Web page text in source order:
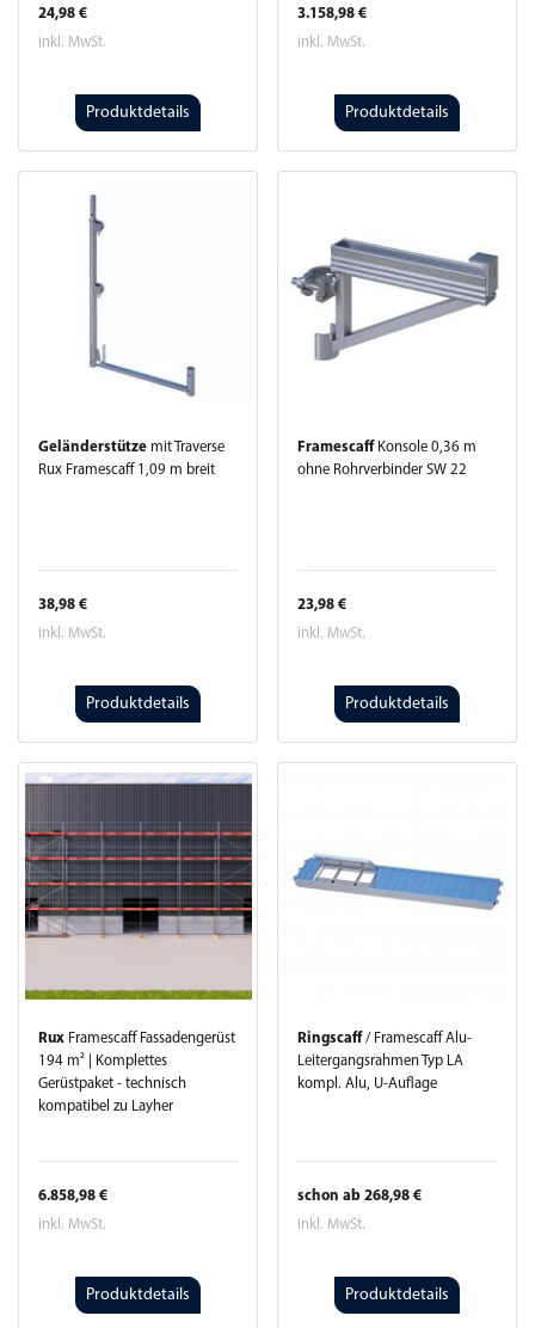
24,98 €
inkl. MwSt.
Produktdetails
3.158,98 €
inkl. MwSt.
Produktdetails
Geländerstütze mit Traverse
Rux Framescaff 1,09 m breit
38,98 €
inkl. MwSt.
Produktdetails
FramescaffKonsole 0,36 m
ohne Rohrverbinder SW 22
23,98 €
inkl. MwSt.
Produktdetails
Rux Framescaff Fassadengerüst
194 m² | Komplettes
Gerüstpaket - technisch
kompatibel zu Layher
6.858,98 €
inkl. MwSt.
Produktdetails
Ringscaff/ Framescaff Alu-
Leitergangsrahmen Typ LA
kompl. Alu, U-Auflage
schon ab 268,98 €
inkl. MwSt.
Produktdetails